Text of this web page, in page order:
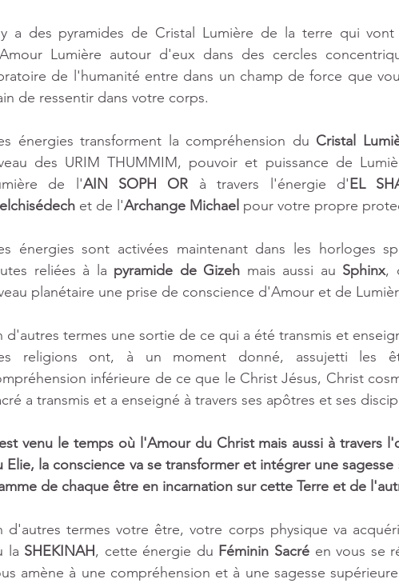
a des pyramides de Cristal Lumière de la terre qui
Lumière autour d'eux dans des cercles
de l'humanité entre dans un champ de force que
de ressentir dans votre corps.
énergies transforment la compréhension du Cristal
des URIM THUMMIM, pouvoir et puissance de
de l'AIN SOPH OR à travers l'énergie d'EL
et de l'Archange Michael pour votre propre
énergies sont activées maintenant dans les horloges
reliées à la pyramide de Gizeh mais aussi au Sphinx,
planétaire une prise de conscience d'Amour et de
d'autres termes une sortie de ce qui a été transmis et
religions ont, à un moment donné, assujetti les
inférieure de ce que le Christ Jésus, Christ
a transmis et a enseigné à travers ses apôtres et ses
venu le temps où l'Amour du Christ mais aussi à travers
Elie, la conscience va se transformer et intégrer une
de chaque être en incarnation sur cette Terre et de
d'autres termes votre être, votre corps physique va
la SHEKINAH, cette énergie du Féminin Sacré en vous se
amène à une compréhension et à une sagesse